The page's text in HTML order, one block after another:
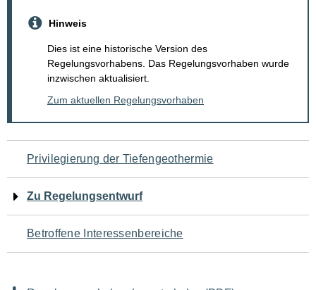
Hinweis
Dies ist eine historische Version des
Regelungsvorhabens. Das Regelungsvorhaben wurde
inzwischen aktualisiert.
Zum aktuellen Regelungsvorhaben
Navigation
für
den
Seiteninhalt
Privilegierung der Tiefengeothermie
Zu Regelungsentwurf
Betroffene Interessenbereiche